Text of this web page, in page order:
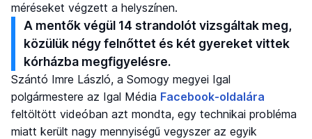
méréseket végzett a helyszínen.
A mentők végül 14 strandolót vizsgáltak meg,
közülük négy felnőttet és két gyereket vittek
kórházba megfigyelésre.
Szántó Imre László, a Somogy megyei Igal
polgármestere az Igal Média Facebook-oldalára
feltöltött videóban azt mondta, egy technikai probléma
miatt került nagy mennyiségű vegyszer az egyik